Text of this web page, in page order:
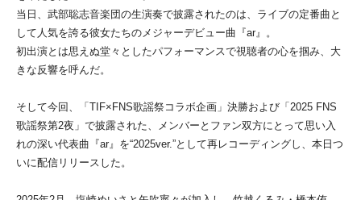
当日、武部聡志音楽団の生演奏で披露されたのは、ライブの定番曲と
して人気を誇る彼女たちのメジャーデビュー曲『ar』。
初出演とは思えぬ堂々としたパフォーマンスで視聴者の心を掴み、大
きな反響を呼んだ。
そして今回、「TIF×FNS歌謡祭コラボ企画」決勝および「2025 FNS
歌謡祭第2夜」で披露された、メンバーとファン双方にとって思い入
れの深い代表曲『ar』を“2025ver.”として再レコーディングし、本日つ
いに配信リリースした。